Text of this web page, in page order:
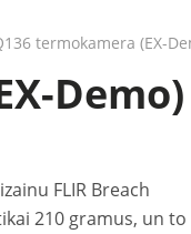
termokamera (EX-
Demo)
FLIR Breach
210 gramus, un to